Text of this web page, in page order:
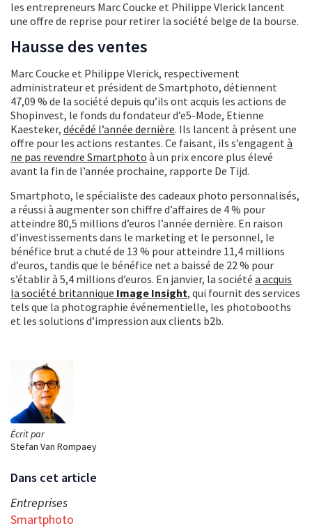
Écrit par
Stefan Van Rompaey
Dans cet article
Entreprises
Smartphoto
les entrepreneurs Marc Coucke et Philippe Vlerick lancent
une offre de reprise pour retirer la société belge de la bourse.
Hausse des ventes
Marc Coucke et Philippe Vlerick, respectivement
administrateur et président de Smartphoto, détiennent
47,09 % de la société depuis qu’ils ont acquis les actions de
Shopinvest, le fonds du fondateur d’e5-Mode, Etienne
Kaesteker, décédé l’année dernière. Ils lancent à présent une
offre pour les actions restantes. Ce faisant, ils s’engagent à
ne pas revendre Smartphoto à un prix encore plus élevé
avant la fin de l’année prochaine, rapporte De Tijd.
Smartphoto, le spécialiste des cadeaux photo personnalisés,
a réussi à augmenter son chiffre d’affaires de 4 % pour
atteindre 80,5 millions d’euros l’année dernière. En raison
d’investissements dans le marketing et le personnel, le
bénéfice brut a chuté de 13 % pour atteindre 11,4 millions
d’euros, tandis que le bénéfice net a baissé de 22 % pour
s’établir à 5,4 millions d’euros. En janvier, la société a acquis
la société britannique Image Insight, qui fournit des services
tels que la photographie événementielle, les photobooths
et les solutions d’impression aux clients b2b.